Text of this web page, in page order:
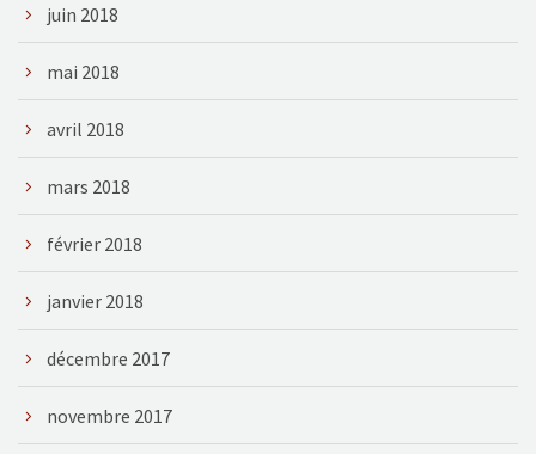
juin 2018
mai 2018
avril 2018
mars 2018
février 2018
janvier 2018
décembre 2017
novembre 2017